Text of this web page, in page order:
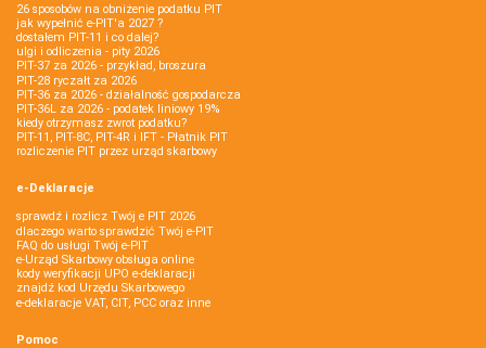
26 sposobów na obniżenie podatku PIT
jak wypełnić e-PIT'a 2027 ?
dostałem PIT-11 i co dalej?
ulgi i odliczenia - pity 2026
PIT-37 za 2026 - przykład, broszura
PIT-28 ryczałt za 2026
PIT-36 za 2026 - działalność gospodarcza
PIT-36L za 2026 - podatek liniowy 19%
kiedy otrzymasz zwrot podatku?
PIT-11, PIT-8C, PIT-4R i IFT - Płatnik PIT
rozliczenie PIT przez urząd skarbowy
e-Deklaracje
sprawdź i rozlicz Twój e PIT 2026
dlaczego warto sprawdzić Twój e-PIT
FAQ do usługi Twój e-PIT
e-Urząd Skarbowy obsługa online
kody weryfikacji UPO e-deklaracji
znajdź kod Urzędu Skarbowego
e-deklaracje VAT, CIT, PCC oraz inne
Pomoc